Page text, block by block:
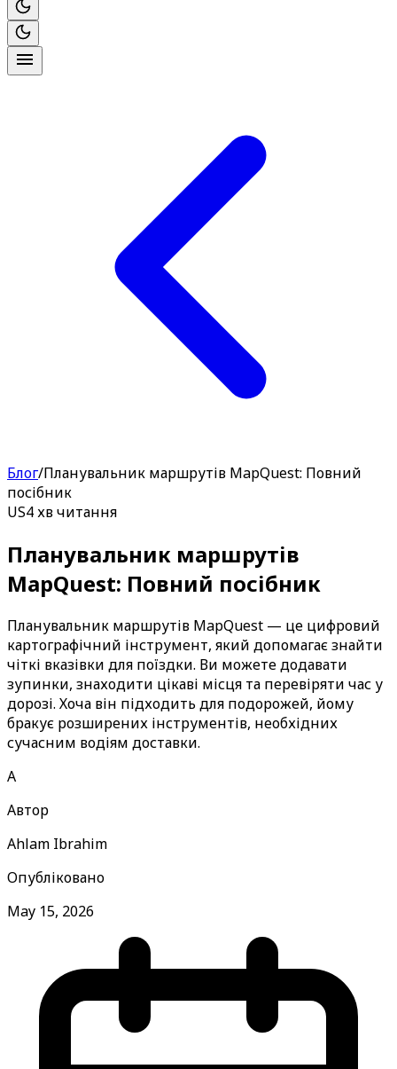
Блог/Планувальник маршрутів MapQuest: Повний
посібник
US4 хв читання
Планувальник маршрутів
MapQuest: Повний посібник
Планувальник маршрутів MapQuest — це цифровий
картографічний інструмент, який допомагає знайти
чіткі вказівки для поїздки. Ви можете додавати
зупинки, знаходити цікаві місця та перевіряти час у
дорозі. Хоча він підходить для подорожей, йому
бракує розширених інструментів, необхідних
сучасним водіям доставки.
A
Автор
Ahlam Ibrahim
Опубліковано
May 15, 2026